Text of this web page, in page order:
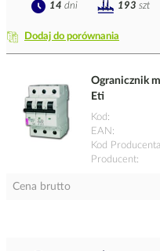
Dodaj do porównania
14 dni 193 szt
Ogranicznik
Eti
Kod
EAN
Kod Producenta
Producent
Cena brutto